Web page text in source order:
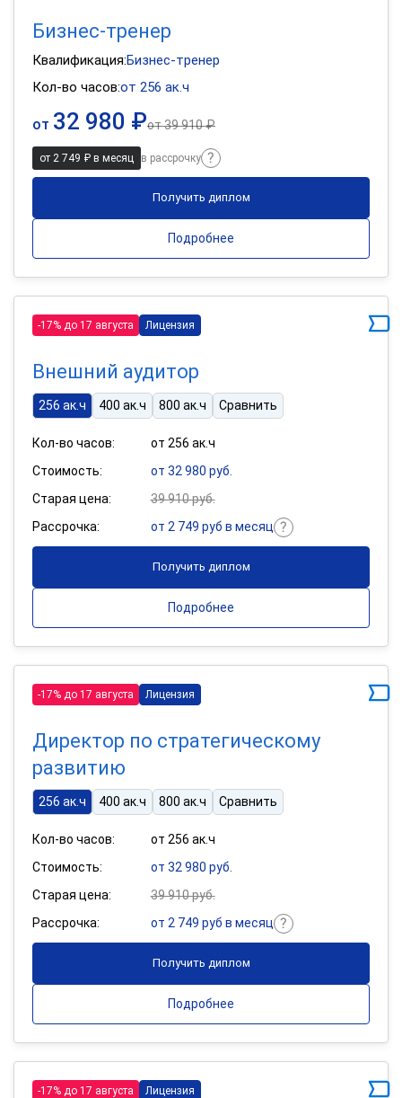
Бизнес-тренер
Квалификация:Бизнес-тренер
Кол-во часов:от 256 ак.ч
от 32 980 ₽от39 910 ₽
от 2 749 ₽ в месяц в рассрочку
Получить диплом
Подробнее
-17% до 17 августа Лицензия
Внешний аудитор
256 ак.ч 400 ак.ч 800 ак.ч Сравнить
Кол-во часов:
от 256 ак.ч
Стоимость:
от 32 980 руб.
Старая цена:
39 910 руб.
Рассрочка:
от 2 749 руб в месяц
Получить диплом
Подробнее
-17% до 17 августа Лицензия
Директор по стратегическому
развитию
256 ак.ч 400 ак.ч 800 ак.ч Сравнить
Кол-во часов:
от 256 ак.ч
Стоимость:
от 32 980 руб.
Старая цена:
39 910 руб.
Рассрочка:
от 2 749 руб в месяц
Получить диплом
Подробнее
-17% до 17 августа Лицензия